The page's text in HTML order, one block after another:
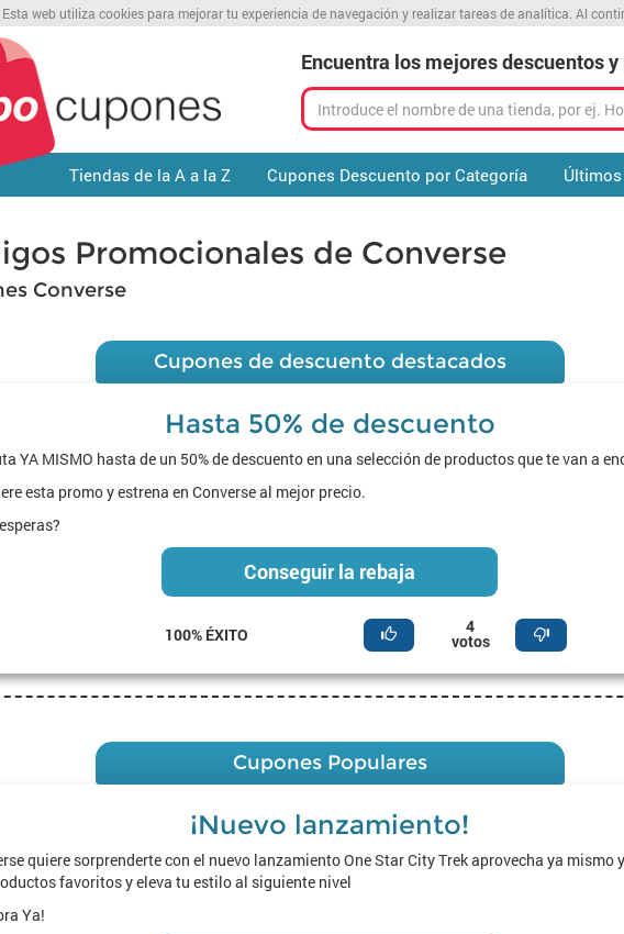
Esta web utiliza cookies para mejorar tu experiencia de navegación y realizar tareas de analítica. Al
Encuentra los mejores descuentos
Tiendas de la A a la Z Cupones Descuento por Categoría
Promocionales de Converse
Converse
Cupones de descuento destacados
Hasta 50% de descuento
YA MISMO hasta de un 50% de descuento en una selección de productos que te van a
esta promo y estrena en Converse al mejor precio.
Conseguir la rebaja
100% ÉXITO 4
votos
Cupones Populares
¡Nuevo lanzamiento!
quiere sorprenderte con el nuevo lanzamiento One Star City Trek aprovecha ya mismo
favoritos y eleva tu estilo al siguiente nivel
Ya!